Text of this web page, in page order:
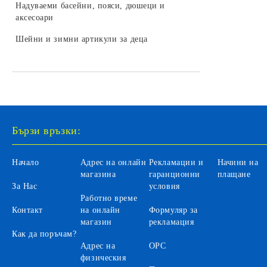
LEGO SONIC
LEGO DISNEY
LEGO Fortnite
LEGO Gabby's Dollhouse
Камиони за деца
Селскостопански машини за деца
Трансформъри и роботи
Хоби модели за сглобяване
колекционери
Бебешки играчки за легло и колички
Играчки и залъгалки за бебета
бебета
Вани и аксесоари за къпане на
бебета
Бебешки гърнета и седалки
Аксесоари за баня и тоалетна
Детски инхалатори и термометри
Надуваеми басейни, пояси, дюшеци и
аксесоари
Шейни и зимни артикули за деца
Бързи връзки:
Начало
За Нас
Контакт
Как да поръчам?
Адрес на онлайн
магазина
Работно време
на онлайн
магазин
Адрес на
физическия
Рекламации и
гаранционни
условия
Формуляр за
рекламация
ОРС
Начини на
плащане